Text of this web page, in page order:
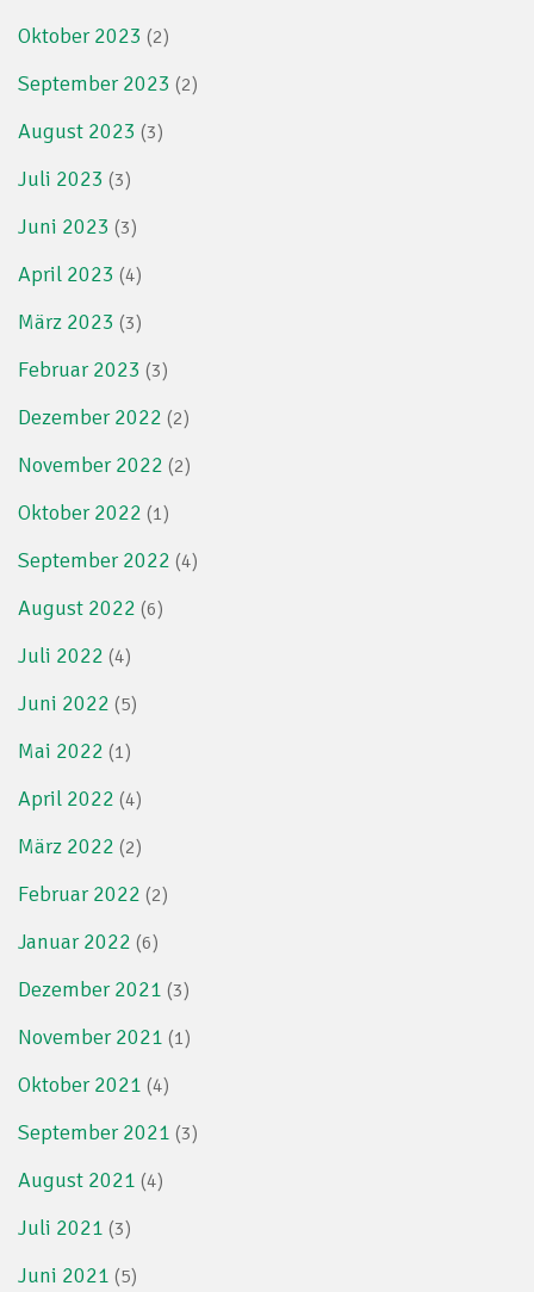
Oktober 2023 (2)
September 2023 (2)
August 2023 (3)
Juli 2023 (3)
Juni 2023 (3)
April 2023 (4)
März 2023 (3)
Februar 2023 (3)
Dezember 2022 (2)
November 2022 (2)
Oktober 2022 (1)
September 2022 (4)
August 2022 (6)
Juli 2022 (4)
Juni 2022 (5)
Mai 2022 (1)
April 2022 (4)
März 2022 (2)
Februar 2022 (2)
Januar 2022 (6)
Dezember 2021 (3)
November 2021 (1)
Oktober 2021 (4)
September 2021 (3)
August 2021 (4)
Juli 2021 (3)
Juni 2021 (5)